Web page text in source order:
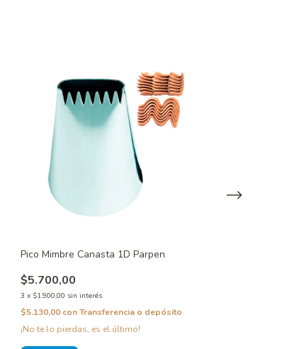
Pico Mimbre Canasta 1D Parpen
$5.700,00
3 x $1.900,00 sin interés
$5.130,00 conTransferencia o depósito
¡No te lo pierdas, es el último!